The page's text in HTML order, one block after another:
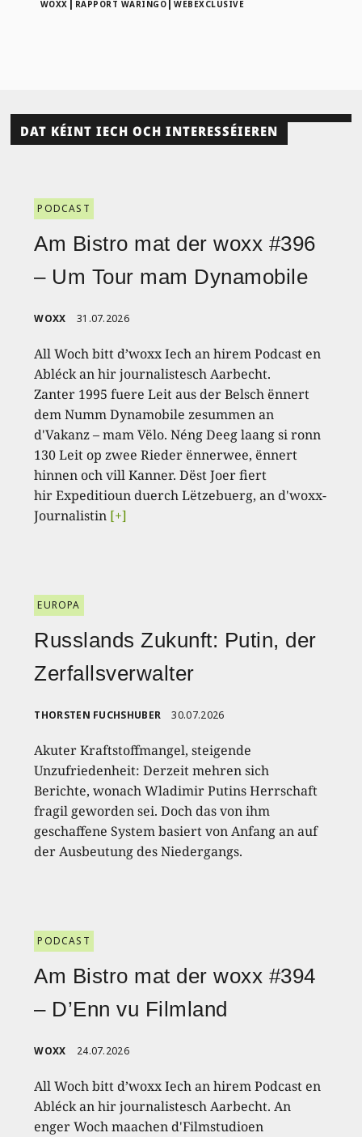
WOXX RAPPORT WARINGO WEBEXCLUSIVE
DAT KÉINT IECH OCH INTERESSÉIEREN
PODCAST
Am Bistro mat der woxx #396
– Um Tour mam Dynamobile
WOXX 31.07.2026
All Woch bitt d’woxx Iech an hirem Podcast en
Abléck an hir journalistesch Aarbecht.
Zanter 1995 fuere Leit aus der Belsch ënnert
dem Numm Dynamobile zesummen an
d'Vakanz – mam Vëlo. Néng Deeg laang si ronn
130 Leit op zwee Rieder ënnerwee, ënnert
hinnen och vill Kanner. Dëst Joer fiert
hir Expeditioun duerch Lëtzebuerg, an d'woxx-
Journalistin [+]
EUROPA
Russlands Zukunft: Putin, der
Zerfallsverwalter
THORSTEN FUCHSHUBER 30.07.2026
Akuter Kraftstoffmangel, steigende
Unzufriedenheit: Derzeit mehren sich
Berichte, wonach Wladimir Putins Herrschaft
fragil geworden sei. Doch das von ihm
geschaffene System basiert von Anfang an auf
der Ausbeutung des Niedergangs.
PODCAST
Am Bistro mat der woxx #394
– D’Enn vu Filmland
WOXX 24.07.2026
All Woch bitt d’woxx Iech an hirem Podcast en
Abléck an hir journalistesch Aarbecht. An
enger Woch maachen d'Filmstudioen